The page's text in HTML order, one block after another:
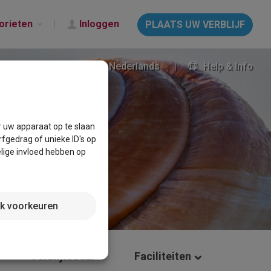
Inloggen PLAATS UW VERBLIJF
Nederlands Help & Info
Faciliteiten
apparaat op te slaan
of unieke ID's op
invloed hebben op
voorkeuren